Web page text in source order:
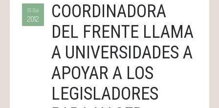
15 Oct
2012
COORDINADORA
DEL FRENTE LLAMA
A UNIVERSIDADES A
APOYAR A LOS
LEGISLADORES